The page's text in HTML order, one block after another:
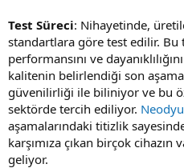
Test Süreci: Nihayetinde,
standartlara göre test edilir. Bu
performansını ve
kalitenin belirlendiği son
güvenilirliği ile biliniyor ve bu
sektörde tercih ediliyor.
aşamalarındaki titizlik
karşımıza çıkan birçok
geliyor.